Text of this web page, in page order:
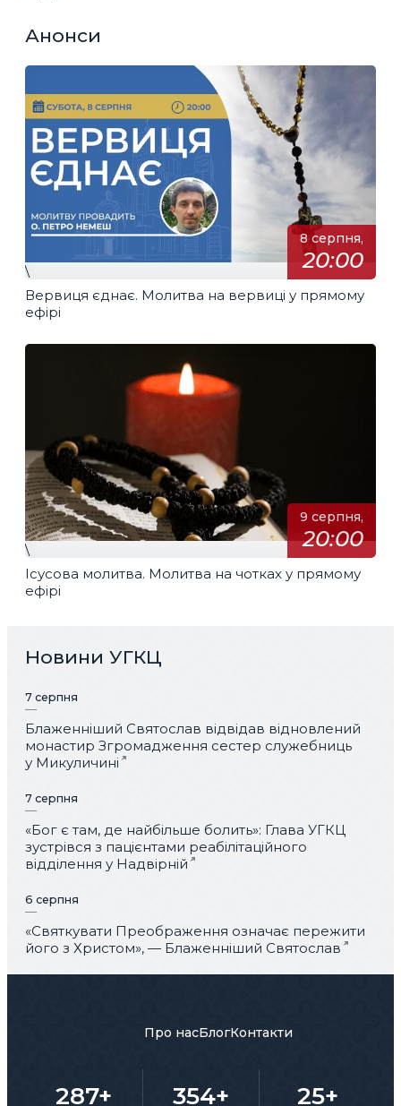
Анонси
8 серпня,
20:00
\
Вервиця єднає. Молитва на вервиці у прямому
ефірі
9 серпня,
20:00
\
Ісусова молитва. Молитва на чотках у прямому
ефірі
Новини УГКЦ
7 серпня
Блаженніший Святослав відвідав відновлений
монастир Згромадження сестер служебниць
у Микуличині
7 серпня
«Бог є там, де найбільше болить»: Глава УГКЦ
зустрівся з пацієнтами реабілітаційного
відділення у Надвірній
6 серпня
«Святкувати Преображення означає пережити
його з Христом», — Блаженніший Святослав
Про насБлогКонтакти
287+ 354+ 25+